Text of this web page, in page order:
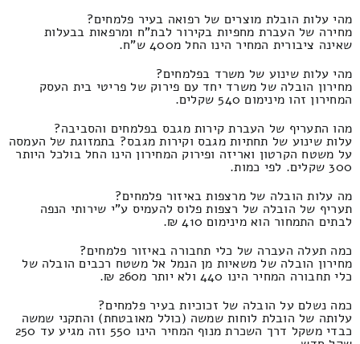
מהי עלות הובלת מוצרים של רפואה בעיר פלמחים?
מחירה של העברת מחפיות בקירור לבת"ח ומרפאות בבעלות
שאינה ציבורית המחיר הינו החל מ400 ש"ח.
מהי עלות שינוע של משרד בפלמחים?
מחירון הובלה של משרד יחד עם פירוק של פריטי בית העסק
המחירון זהו מינימום 540 שקלים.
מהו התעריף של העברת קירות מגבס בפלמחים והסביבה?
עלות שינוע של תחתיות מגבס וקירות מגבס? בתמזוגת של העמסה
על משטח הקרטון ואריזה ופירוק המחירון הינו החל בולכל היותר
300 שקלים. לפי כמות.
מה עלות הובלה של מרצפות באיזור פלמחים?
תעריף של הובלה של רצפות פלוס להעמיס ע"י שירותי הנפה
לבתים התמחור הוא מינימום 410 ₪.
כמה תעלה העברה של כלי תחבורה באיזור פלמחים?
מחירון הובלה של משאיות מן הנמל אל משטח רכבים הובלה של
כלי תחבורה המחיר הינו 440 ולא יותר מ260 ₪.
כמה נשלם על הובלה של זכוכיות בעיר פלמחים?
עלותה של הובלת לוחות שמשה (כולל מאובטחת) והתקני שמשה
כבדי משקל דרך השכרת מנוף המחיר הינו 550 וזה מגיע עד 250